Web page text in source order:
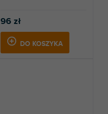
96 zł
DO KOSZYKA